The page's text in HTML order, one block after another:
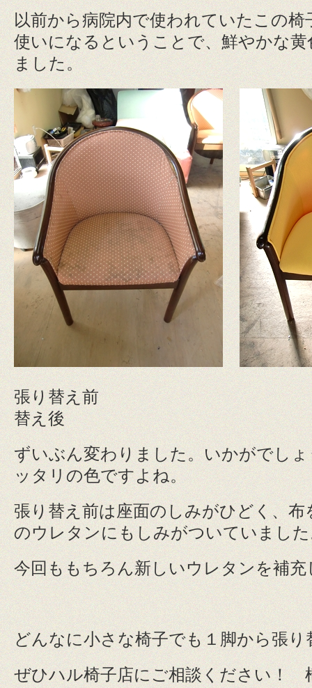
以前から病院内で使われていたこの
使いになるということで、鮮やかな
ました。
張り替え
替え後
ずいぶん変わりました。いかがでし
ッタリの色ですよね。
張り替え前は座面のしみがひどく、
のウレタンにもしみがついていまし
今回ももちろん新しいウレタンを補
どんなに小さな椅子でも１脚から張り
ぜひハル椅子店にご相談ください！